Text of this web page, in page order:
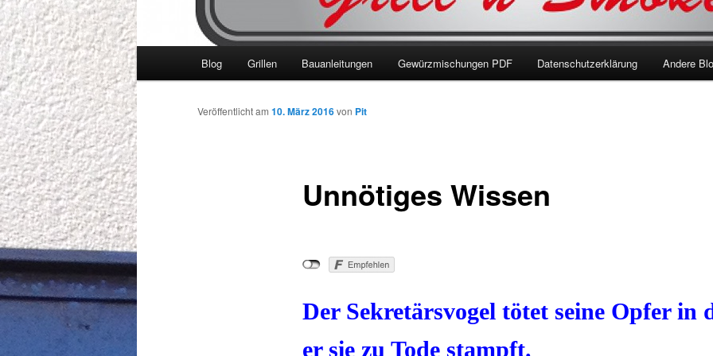
Blog Grillen Bauanleitungen Gewürzmischungen PDF Datenschutzerklärung Andere
Unnötiges Wissen
Veröffentlicht am 10. März 2016von Pit
Der Sekretärsvogel tötet seine Opfer in
er sie zu Tode stampft.